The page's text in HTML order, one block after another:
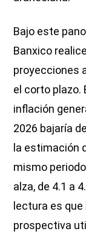
Bajo este
Banxico
proyecciones
el corto plazo.
inflación
2026 bajaría
la estimación
mismo
alza, de 4.1 a
lectura es
prospectiva